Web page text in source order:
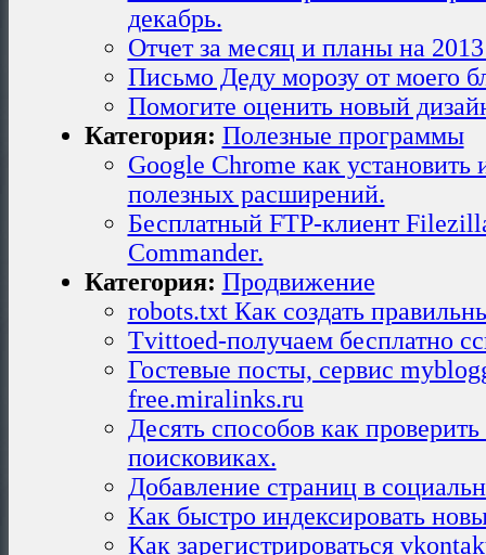
декабрь.
Отчет за месяц и планы на 2013
Письмо Деду морозу от моего
Помогите оценить новый
Категория: Полезные программы
Google Chrome как установить
полезных расширений.
Бесплатный FTP-клиент
Commander.
Категория: Продвижение
robots.txt Как создать
Tvittoed-получаем бесплатно
Гостевые посты, сервис
free.miralinks.ru
Десять способов как
поисковиках.
Добавление страниц в
Как быстро индексировать
Как зарегистрироваться